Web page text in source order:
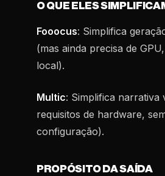
O QUE ELES
Fooocus: Simplifica
(mas ainda precisa de
local).
Multic: Simplifica narrativa
requisitos de hardware,
configuração).
PROPÓSITO DA SAÍDA